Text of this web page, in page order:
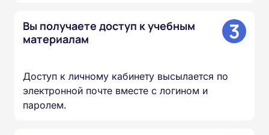
Вы получаете доступ к учебным
материалам
3
Доступ к личному кабинету высылается по
электронной почте вместе с логином и
паролем.